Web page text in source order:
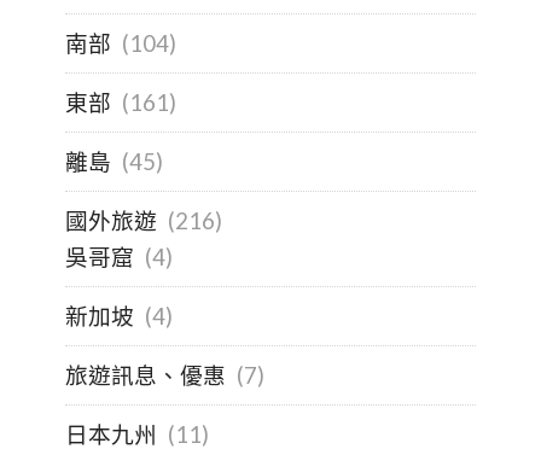
南部 (104)
東部 (161)
離島 (45)
國外旅遊 (216)
吳哥窟 (4)
新加坡 (4)
旅遊訊息、優惠 (7)
日本九州 (11)